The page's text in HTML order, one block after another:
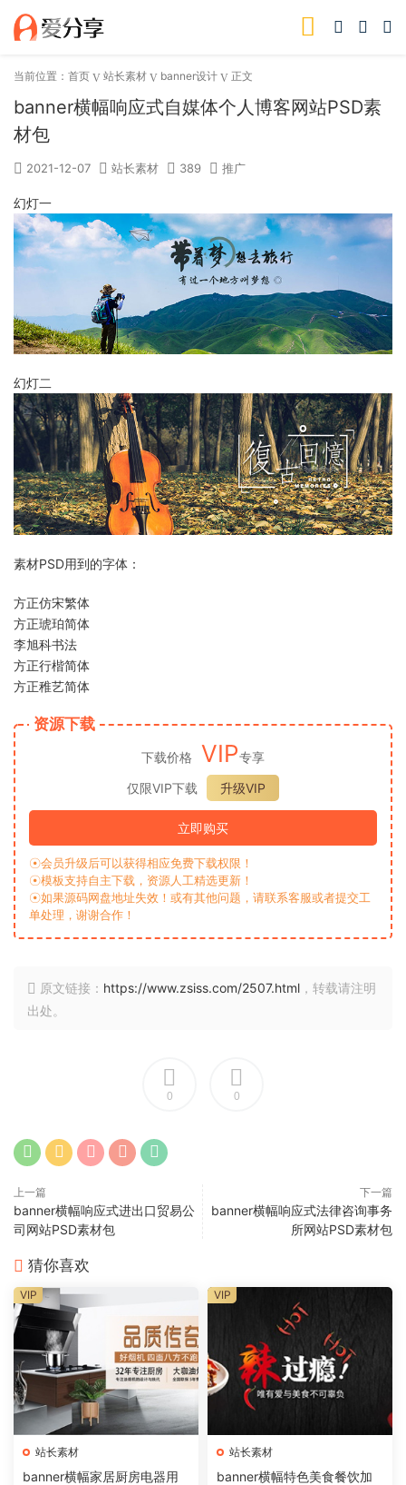
当前位置： 首页 站长素材 banner设计 正文
banner横幅响应式自媒体个人博客网站PSD素
材包
2021-12-07 站长素材 389 推广
幻灯一
幻灯二
素材PSD用到的字体：
方正仿宋繁体
方正琥珀简体
李旭科书法
方正行楷简体
方正稚艺简体
资源下载
下载价格 VIP专享
仅限VIP下载
升级VIP
立即购买
☉会员升级后可以获得相应免费下载权限！
☉模板支持自主下载，资源人工精选更新！
☉如果源码网盘地址失效！或有其他问题，请联系客服或者提交工
单处理，谢谢合作！
原文链接： https://www.zsiss.com/2507.html ，转载请注明
出处。
0 0
上一篇
banner横幅响应式进出口贸易公
司网站PSD素材包
下一篇
banner横幅响应式法律咨询事务
所网站PSD素材包
猜你喜欢
站长素材
banner横幅家居厨房电器用
VIP
站长素材
banner横幅特色美食餐饮加
VIP